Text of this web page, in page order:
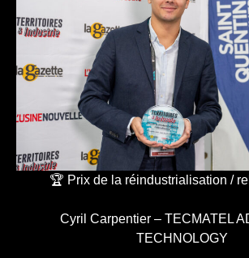
🏆 Prix de la réindustrialisation /
Cyril Carpentier – TECMATEL
TECHNOLOGY